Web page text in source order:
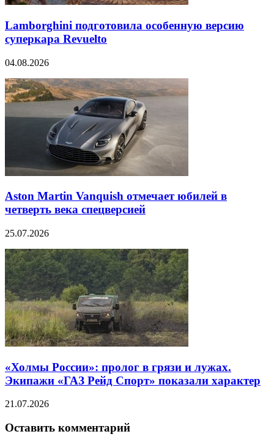
Lamborghini подготовила особенную версию
суперкара Revuelto
04.08.2026
Aston Martin Vanquish отмечает юбилей в
четверть века спецверсией
25.07.2026
«Холмы России»: пролог в грязи и лужах.
Экипажи «ГАЗ Рейд Спорт» показали характер
21.07.2026
Оставить комментарий